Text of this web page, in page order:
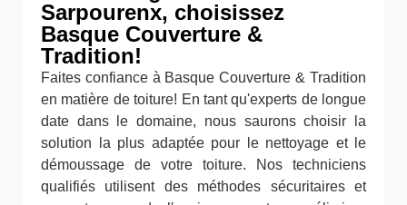
Sarpourenx, choisissez
Basque Couverture &
Tradition!
Faites confiance à Basque Couverture & Tradition
en matière de toiture! En tant qu'experts de longue
date dans le domaine, nous saurons choisir la
solution la plus adaptée pour le nettoyage et le
démoussage de votre toiture. Nos techniciens
qualifiés utilisent des méthodes sécuritaires et